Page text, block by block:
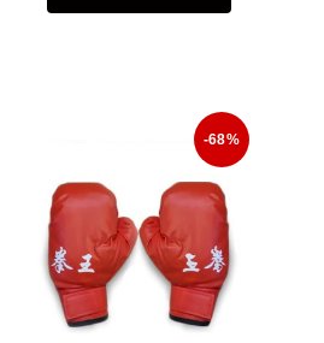
-68%